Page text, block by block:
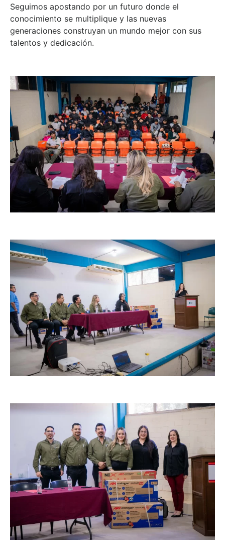
Seguimos apostando por un futuro donde el
conocimiento se multiplique y las nuevas
generaciones construyan un mundo mejor con sus
talentos y dedicación.